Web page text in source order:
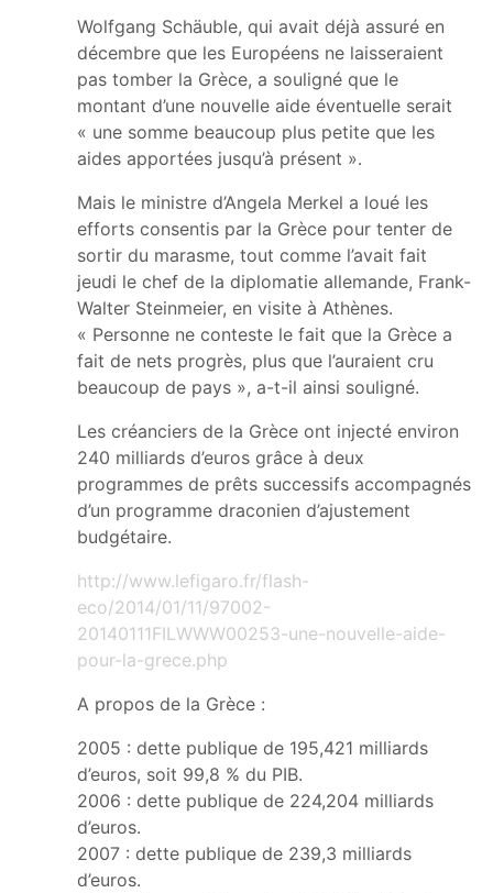
Wolfgang Schäuble, qui avait déjà assuré en
décembre que les Européens ne laisseraient
pas tomber la Grèce, a souligné que le
montant d’une nouvelle aide éventuelle serait
« une somme beaucoup plus petite que les
aides apportées jusqu’à présent ».
Mais le ministre d’Angela Merkel a loué les
efforts consentis par la Grèce pour tenter de
sortir du marasme, tout comme l’avait fait
jeudi le chef de la diplomatie allemande, Frank-
Walter Steinmeier, en visite à Athènes.
« Personne ne conteste le fait que la Grèce a
fait de nets progrès, plus que l’auraient cru
beaucoup de pays », a-t-il ainsi souligné.
Les créanciers de la Grèce ont injecté environ
240 milliards d’euros grâce à deux
programmes de prêts successifs accompagnés
d’un programme draconien d’ajustement
budgétaire.
http://www.lefigaro.fr/flash-
eco/2014/01/11/97002-
20140111FILWWW00253-une-nouvelle-aide-
pour-la-grece.php
A propos de la Grèce :
2005 : dette publique de 195,421 milliards
d’euros, soit 99,8 % du PIB.
2006 : dette publique de 224,204 milliards
d’euros.
2007 : dette publique de 239,3 milliards
d’euros.